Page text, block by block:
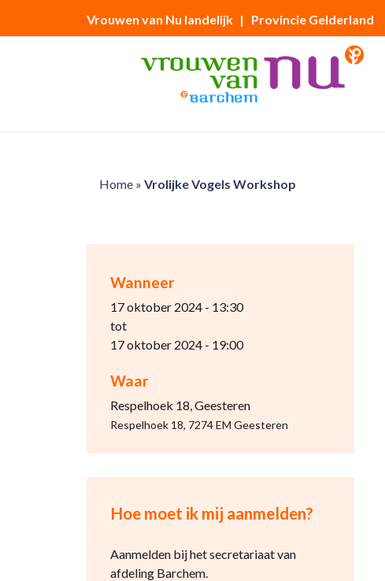
Vrouwen van Nu landelijk | Provincie Gelderland
Home» Vrolijke Vogels Workshop
Wanneer
17 oktober 2024 - 13:30
tot
17 oktober 2024 - 19:00
Waar
Respelhoek 18, Geesteren
Respelhoek 18, 7274 EM Geesteren
Hoe moet ik mij aanmelden?
Aanmelden bij het secretariaat van
afdeling Barchem.